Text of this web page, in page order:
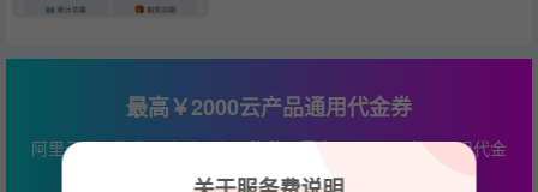
最高￥2000云产品通用代金券
阿里云专属优惠，本站服务器推荐，最高￥2000云产品通用代金